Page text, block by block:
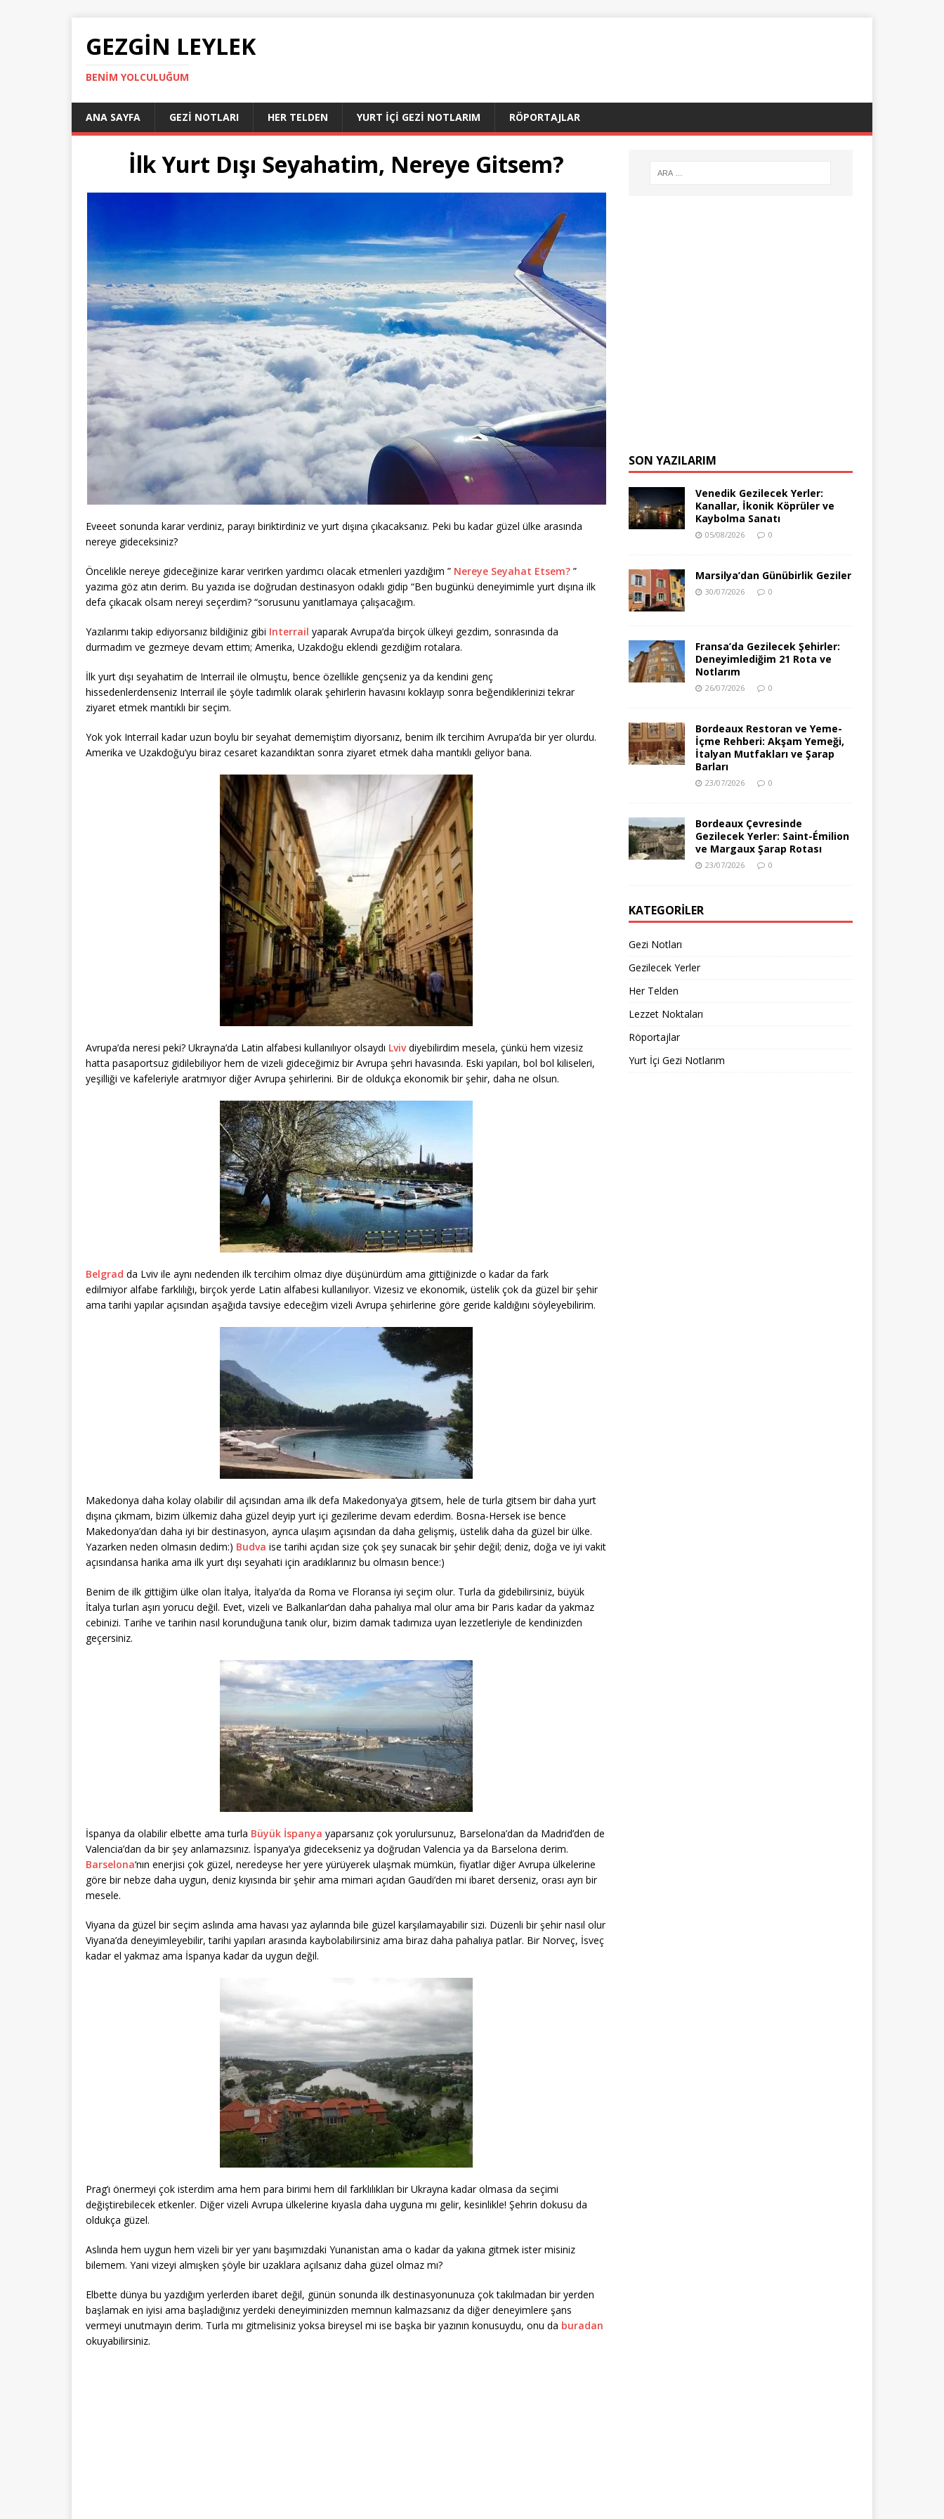
GEZGIN LEYLEK
BENIM YOLCULUĞUM
ANA SAYFA GEZI NOTLARI HER TELDEN YURT İÇI GEZI NOTLARIM RÖPORTAJLAR
İlk Yurt Dışı Seyahatim, Nereye Gitsem?
Eveeet sonunda karar verdiniz, parayı biriktirdiniz ve yurt dışına çıkacaksanız. Peki bu kadar güzel ülke arasında
nereye gideceksiniz?
Öncelikle nereye gideceğinize karar verirken yardımcı olacak etmenleri yazdığım ” Nereye Seyahat Etsem? ”
yazıma göz atın derim. Bu yazıda ise doğrudan destinasyon odaklı gidip “Ben bugünkü deneyimimle yurt dışına ilk
defa çıkacak olsam nereyi seçerdim? “sorusunu yanıtlamaya çalışacağım.
Yazılarımı takip ediyorsanız bildiğiniz gibi Interrail yaparak Avrupa’da birçok ülkeyi gezdim, sonrasında da
durmadım ve gezmeye devam ettim; Amerika, Uzakdoğu eklendi gezdiğim rotalara.
İlk yurt dışı seyahatim de Interrail ile olmuştu, bence özellikle gençseniz ya da kendini genç
hissedenlerdenseniz Interrail ile şöyle tadımlık olarak şehirlerin havasını koklayıp sonra beğendiklerinizi tekrar
ziyaret etmek mantıklı bir seçim.
Yok yok Interrail kadar uzun boylu bir seyahat dememiştim diyorsanız, benim ilk tercihim Avrupa’da bir yer olurdu.
Amerika ve Uzakdoğu’yu biraz cesaret kazandıktan sonra ziyaret etmek daha mantıklı geliyor bana.
Avrupa’da neresi peki? Ukrayna’da Latin alfabesi kullanılıyor olsaydı Lvivdiyebilirdim mesela, çünkü hem vizesiz
hatta pasaportsuz gidilebiliyor hem de vizeli gideceğimiz bir Avrupa şehri havasında. Eski yapıları, bol bol kiliseleri,
yeşilliği ve kafeleriyle aratmıyor diğer Avrupa şehirlerini. Bir de oldukça ekonomik bir şehir, daha ne olsun.
Belgrad da Lviv ile aynı nedenden ilk tercihim olmaz diye düşünürdüm ama gittiğinizde o kadar da fark
edilmiyor alfabe farklılığı, birçok yerde Latin alfabesi kullanılıyor. Vizesiz ve ekonomik, üstelik çok da güzel bir şehir
ama tarihi yapılar açısından aşağıda tavsiye edeceğim vizeli Avrupa şehirlerine göre geride kaldığını söyleyebilirim.
Makedonya daha kolay olabilir dil açısından ama ilk defa Makedonya’ya gitsem, hele de turla gitsem bir daha yurt
dışına çıkmam, bizim ülkemiz daha güzel deyip yurt içi gezilerime devam ederdim. Bosna-Hersek ise bence
Makedonya’dan daha iyi bir destinasyon, ayrıca ulaşım açısından da daha gelişmiş, üstelik daha da güzel bir ülke.
Yazarken neden olmasın dedim:) Budva ise tarihi açıdan size çok şey sunacak bir şehir değil; deniz, doğa ve iyi vakit
açısındansa harika ama ilk yurt dışı seyahati için aradıklarınız bu olmasın bence:)
Benim de ilk gittiğim ülke olan İtalya, İtalya’da da Roma ve Floransa iyi seçim olur. Turla da gidebilirsiniz, büyük
İtalya turları aşırı yorucu değil. Evet, vizeli ve Balkanlar’dan daha pahalıya mal olur ama bir Paris kadar da yakmaz
cebinizi. Tarihe ve tarihin nasıl korunduğuna tanık olur, bizim damak tadımıza uyan lezzetleriyle de kendinizden
geçersiniz.
İspanya da olabilir elbette ama turla Büyük İspanya yaparsanız çok yorulursunuz, Barselona’dan da Madrid’den de
Valencia’dan da bir şey anlamazsınız. İspanya’ya gidecekseniz ya doğrudan Valencia ya da Barselona derim.
Barselona‘nın enerjisi çok güzel, neredeyse her yere yürüyerek ulaşmak mümkün, fiyatlar diğer Avrupa ülkelerine
göre bir nebze daha uygun, deniz kıyısında bir şehir ama mimari açıdan Gaudi’den mi ibaret derseniz, orası ayrı bir
mesele.
Viyana da güzel bir seçim aslında ama havası yaz aylarında bile güzel karşılamayabilir sizi. Düzenli bir şehir nasıl olur
Viyana’da deneyimleyebilir, tarihi yapıları arasında kaybolabilirsiniz ama biraz daha pahalıya patlar. Bir Norveç, İsveç
kadar el yakmaz ama İspanya kadar da uygun değil.
Prag’ı önermeyi çok isterdim ama hem para birimi hem dil farklılıkları bir Ukrayna kadar olmasa da seçimi
değiştirebilecek etkenler. Diğer vizeli Avrupa ülkelerine kıyasla daha uyguna mı gelir, kesinlikle! Şehrin dokusu da
oldukça güzel.
Aslında hem uygun hem vizeli bir yer yanı başımızdaki Yunanistan ama o kadar da yakına gitmek ister misiniz
bilemem. Yani vizeyi almışken şöyle bir uzaklara açılsanız daha güzel olmaz mı?
Elbette dünya bu yazdığım yerlerden ibaret değil, günün sonunda ilk destinasyonunuza çok takılmadan bir yerden
başlamak en iyisi ama başladığınız yerdeki deneyiminizden memnun kalmazsanız da diğer deneyimlere şans
vermeyi unutmayın derim. Turla mı gitmelisiniz yoksa bireysel mi ise başka bir yazının konusuydu, onu da buradan
okuyabilirsiniz.
SON YAZILARIM
Venedik Gezilecek Yerler:
Kanallar, İkonik Köprüler ve
Kaybolma Sanatı
05/08/2026 0
Marsilya’dan Günübirlik Geziler
30/07/2026 0
Fransa’da Gezilecek Şehirler:
Deneyimlediğim 21 Rota ve
Notlarım
26/07/2026 0
Bordeaux Restoran ve Yeme-
İçme Rehberi: Akşam Yemeği,
İtalyan Mutfakları ve Şarap
Barları
23/07/2026 0
Bordeaux Çevresinde
Gezilecek Yerler: Saint-Émilion
ve Margaux Şarap Rotası
23/07/2026 0
KATEGORILER
Gezi Notları
Gezilecek Yerler
Her Telden
Lezzet Noktaları
Röportajlar
Yurt İçi Gezi Notlarım